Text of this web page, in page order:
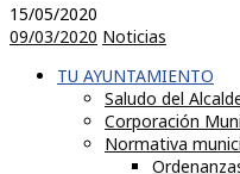
15/05/2020
09/03/2020 Noticias
TU AYUNTAMIENTO
Saludo del
Corporación
Normativa